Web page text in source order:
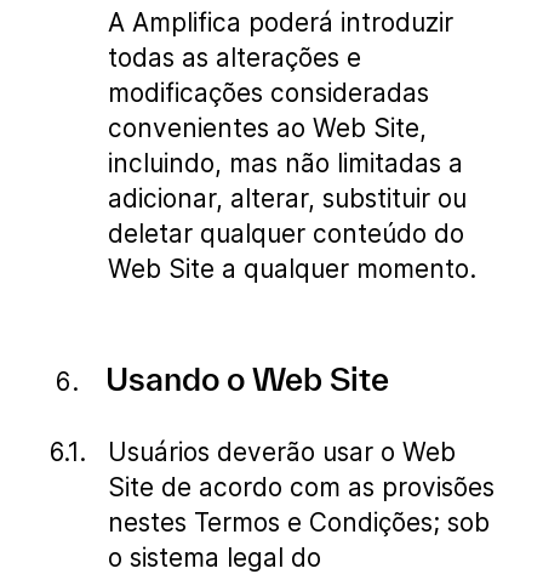
A Amplifica poderá introduzir
todas as alterações e
modificações consideradas
convenientes ao Web Site,
incluindo, mas não limitadas a
adicionar, alterar, substituir ou
deletar qualquer conteúdo do
Web Site a qualquer momento.
Usando o Web Site
Usuários deverão usar o Web
Site de acordo com as provisões
nestes Termos e Condições; sob
o sistema legal do